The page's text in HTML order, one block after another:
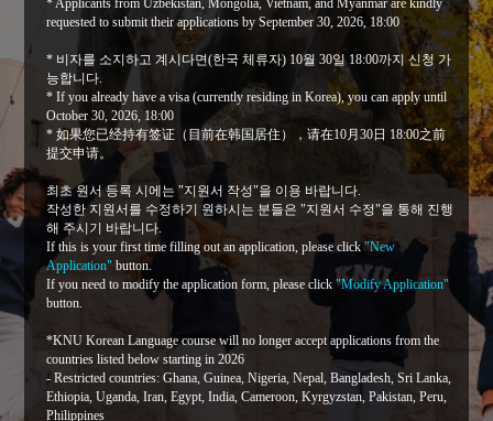
* Applicants from Uzbekistan, Mongolia, Vietnam, and Myanmar are kindly
requested to submit their applications by September 30, 2026, 18:00
* 비자를 소지하고 계시다면(한국 체류자) 10월 30일 18:00까지 신청 가
능합니다.
* If you already have a visa (currently residing in Korea), you can apply until
October 30, 2026, 18:00
* 如果您已经持有签证（目前在韩国居住），请在10月30日 18:00之前
提交申请。
최초 원서 등록 시에는 "지원서 작성"을 이용 바랍니다.
작성한 지원서를 수정하기 원하시는 분들은 "지원서 수정"을 통해 진행
해 주시기 바랍니다.
If this is your first time filling out an application, please click"New
Application" button.
If you need to modify the application form, please click"Modify Application"
button.
*KNU Korean Language course will no longer accept applications from the
countries listed below starting in 2026
- Restricted countries: Ghana, Guinea, Nigeria, Nepal, Bangladesh, Sri Lanka,
Ethiopia, Uganda, Iran, Egypt, India, Cameroon, Kyrgyzstan, Pakistan, Peru,
Philippines